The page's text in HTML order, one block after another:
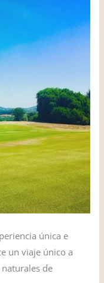
única e
un viaje único a
de